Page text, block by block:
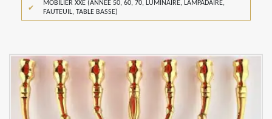
MOBILIER XXE (ANNÉE 50, 60, 70, LUMINAIRE, LAMPADAIRE,
FAUTEUIL, TABLE BASSE)